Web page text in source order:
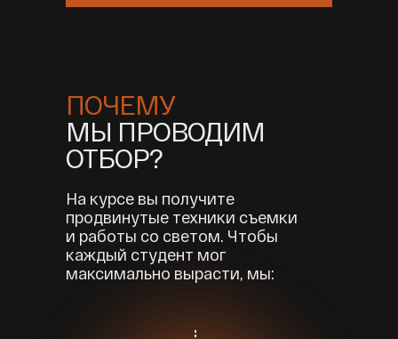
На курсе вы получите
продвинутые техники съемки
и работы со светом. Чтобы
каждый студент мог
максимально вырасти, мы:
ПОЧЕМУ
МЫ ПРОВОДИМ
ОТБОР?